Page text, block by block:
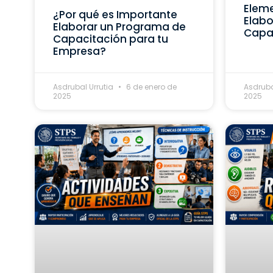
¿Por qué es Importante
Elaborar un Programa de
Capacitación para tu
Empresa?
Asdrubal Urrutia
6 de enero de
2025
2025